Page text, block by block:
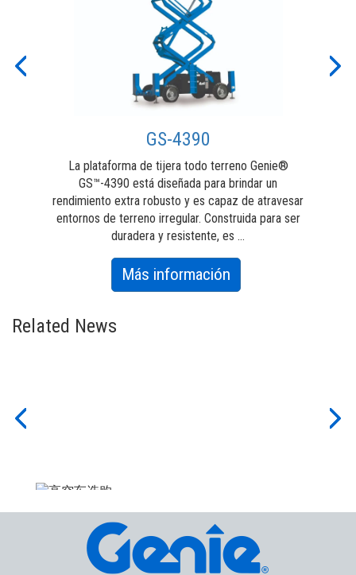
Previous
GS-4390
La plataforma de tijera todo terreno Genie®
GS™-4390 está diseñada para brindar un
rendimiento extra robusto y es capaz de atravesar
entornos de terreno irregular. Construida para ser
duradera y resistente, es ...
Más información
GS-
Related News
Previous
城市建筑翻新维修怎么选高空作
业平台车？